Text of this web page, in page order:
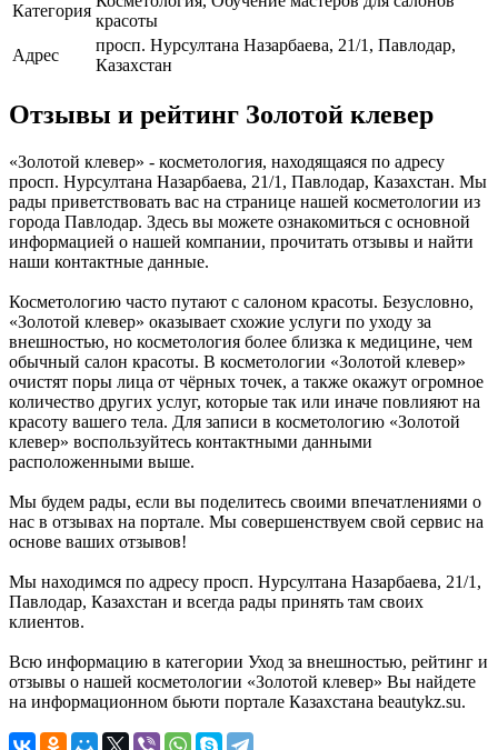
Категория
красоты
Адрес
просп. Нурсултана Назарбаева, 21/1, Павлодар,
Казахстан
Отзывы и рейтинг Золотой клевер
«Золотой клевер» - косметология, находящаяся по адресу
просп. Нурсултана Назарбаева, 21/1, Павлодар, Казахстан. Мы
рады приветствовать вас на странице нашей косметологии из
города Павлодар. Здесь вы можете ознакомиться с основной
информацией о нашей компании, прочитать отзывы и найти
наши контактные данные.
Косметологию часто путают с салоном красоты. Безусловно,
«Золотой клевер» оказывает схожие услуги по уходу за
внешностью, но косметология более близка к медицине, чем
обычный салон красоты. В косметологии «Золотой клевер»
очистят поры лица от чёрных точек, а также окажут огромное
количество других услуг, которые так или иначе повлияют на
красоту вашего тела. Для записи в косметологию «Золотой
клевер» воспользуйтесь контактными данными
расположенными выше.
Мы будем рады, если вы поделитесь своими впечатлениями о
нас в отзывах на портале. Мы совершенствуем свой сервис на
основе ваших отзывов!
Мы находимся по адресу просп. Нурсултана Назарбаева, 21/1,
Павлодар, Казахстан и всегда рады принять там своих
клиентов.
Всю информацию в категории Уход за внешностью, рейтинг и
отзывы о нашей косметологии «Золотой клевер» Вы найдете
на информационном бьюти портале Казахстана beautykz.su.